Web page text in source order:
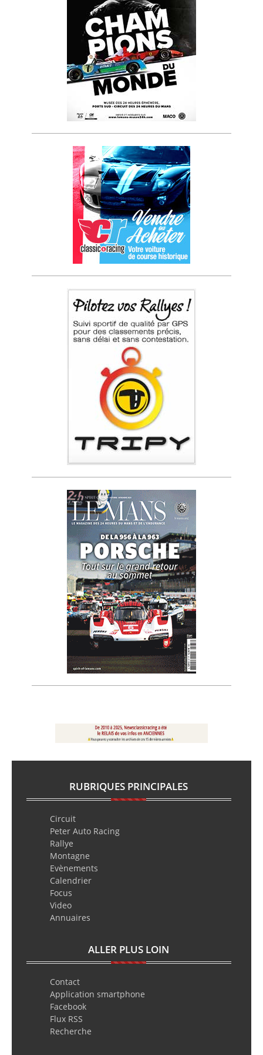
RUBRIQUES PRINCIPALES
Circuit
Peter Auto Racing
Rallye
Montagne
Evènements
Calendrier
Focus
Video
Annuaires
ALLER PLUS LOIN
Contact
Application smartphone
Facebook
Flux RSS
Recherche